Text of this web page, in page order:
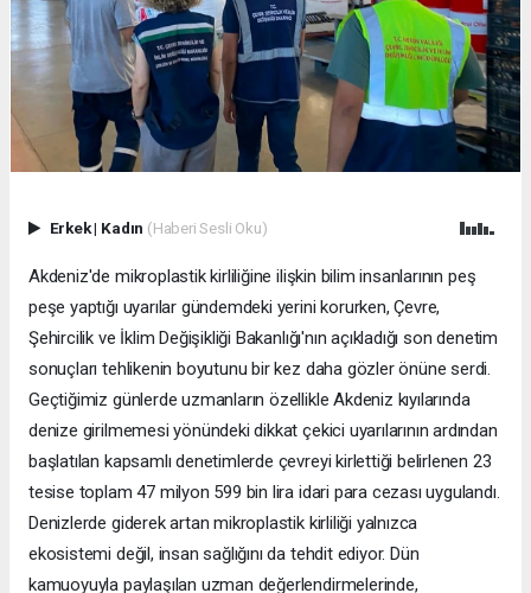
Erkek| Kadın (Haberi Sesli Oku)
Akdeniz'de mikroplastik kirliliğine ilişkin bilim insanlarının peş
peşe yaptığı uyarılar gündemdeki yerini korurken, Çevre,
Şehircilik ve İklim Değişikliği Bakanlığı'nın açıkladığı son denetim
sonuçları tehlikenin boyutunu bir kez daha gözler önüne serdi.
Geçtiğimiz günlerde uzmanların özellikle Akdeniz kıyılarında
denize girilmemesi yönündeki dikkat çekici uyarılarının ardından
başlatılan kapsamlı denetimlerde çevreyi kirlettiği belirlenen 23
tesise toplam 47 milyon 599 bin lira idari para cezası uygulandı.
Denizlerde giderek artan mikroplastik kirliliği yalnızca
ekosistemi değil, insan sağlığını da tehdit ediyor. Dün
kamuoyuyla paylaşılan uzman değerlendirmelerinde,